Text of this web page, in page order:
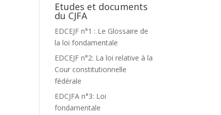
Etudes et documents
du CJFA
EDCEJF n°1 : Le Glossaire de
la loi fondamentale
EDCEJF n°2: La loi relative à la
Cour constitutionnelle
fédérale
EDCJFA n°3: Loi
fondamentale